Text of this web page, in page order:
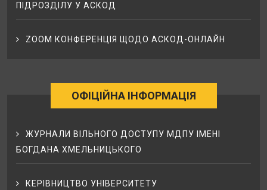
ПІДРОЗДІЛУ У АСКОД
ZOOM КОНФЕРЕНЦІЯ ЩОДО АСКОД-ОНЛАЙН
ОФІЦІЙНА ІНФОРМАЦІЯ
ЖУРНАЛИ ВІЛЬНОГО ДОСТУПУ МДПУ ІМЕНІ
БОГДАНА ХМЕЛЬНИЦЬКОГО
КЕРІВНИЦТВО УНІВЕРСИТЕТУ